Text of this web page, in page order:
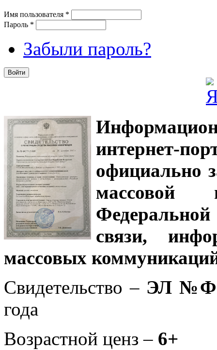
Имя пользователя *
Пароль *
Забыли пароль?
интернет-
официально
связи,
массовых
Свидетельство – ЭЛ
года
Возрастной ценз – 6+